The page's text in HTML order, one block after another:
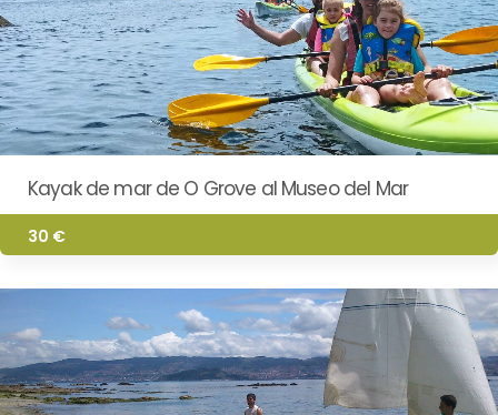
Kayak de mar de O Grove al Museo del Mar
30 €